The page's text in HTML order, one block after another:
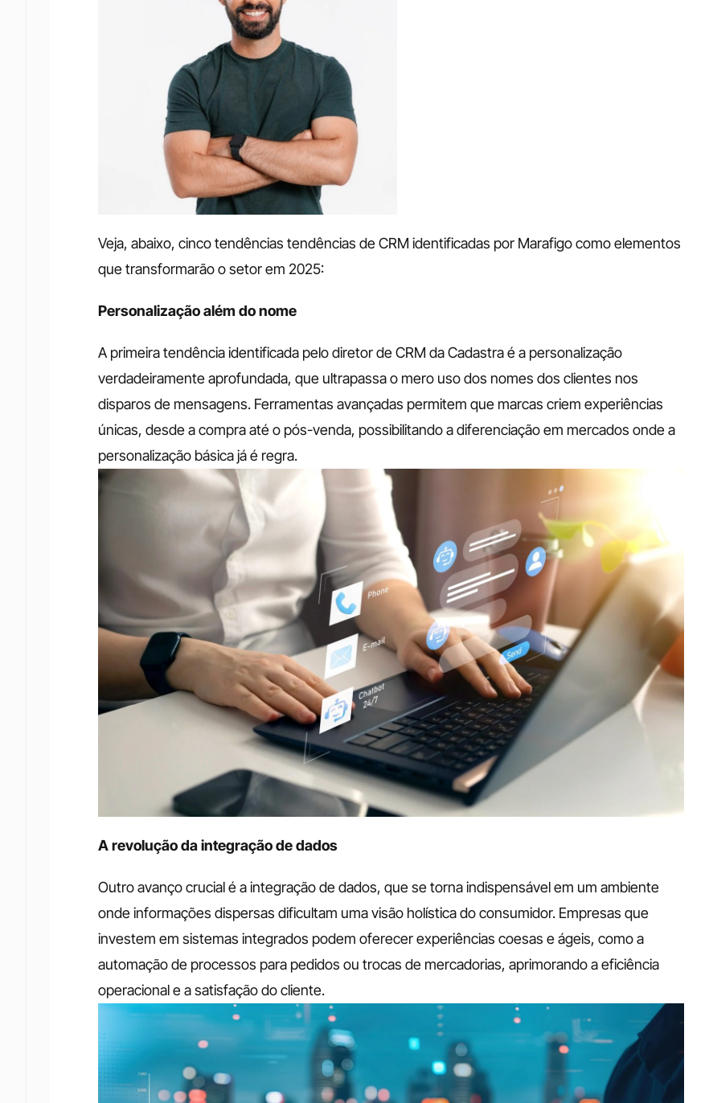
Veja, abaixo, cinco tendências tendências de CRM identificadas por Marafigo como elementos
que transformarão o setor em 2025:
Personalização além do nome
A primeira tendência identificada pelo diretor de CRM da Cadastra é a personalização
verdadeiramente aprofundada, que ultrapassa o mero uso dos nomes dos clientes nos
disparos de mensagens. Ferramentas avançadas permitem que marcas criem experiências
únicas, desde a compra até o pós-venda, possibilitando a diferenciação em mercados onde a
personalização básica já é regra.
A revolução da integração de dados
Outro avanço crucial é a integração de dados, que se torna indispensável em um ambiente
onde informações dispersas dificultam uma visão holística do consumidor. Empresas que
investem em sistemas integrados podem oferecer experiências coesas e ágeis, como a
automação de processos para pedidos ou trocas de mercadorias, aprimorando a eficiência
operacional e a satisfação do cliente.